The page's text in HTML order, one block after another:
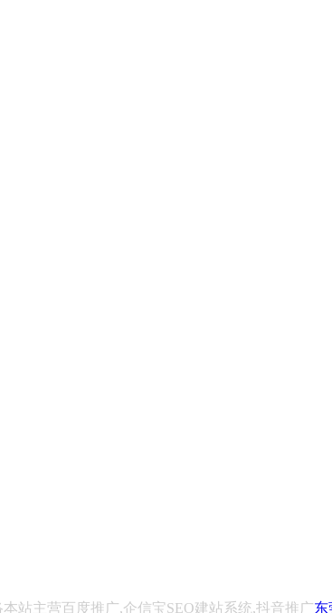
本站主营百度推广,企信宝SEO建站系统,抖音推广东